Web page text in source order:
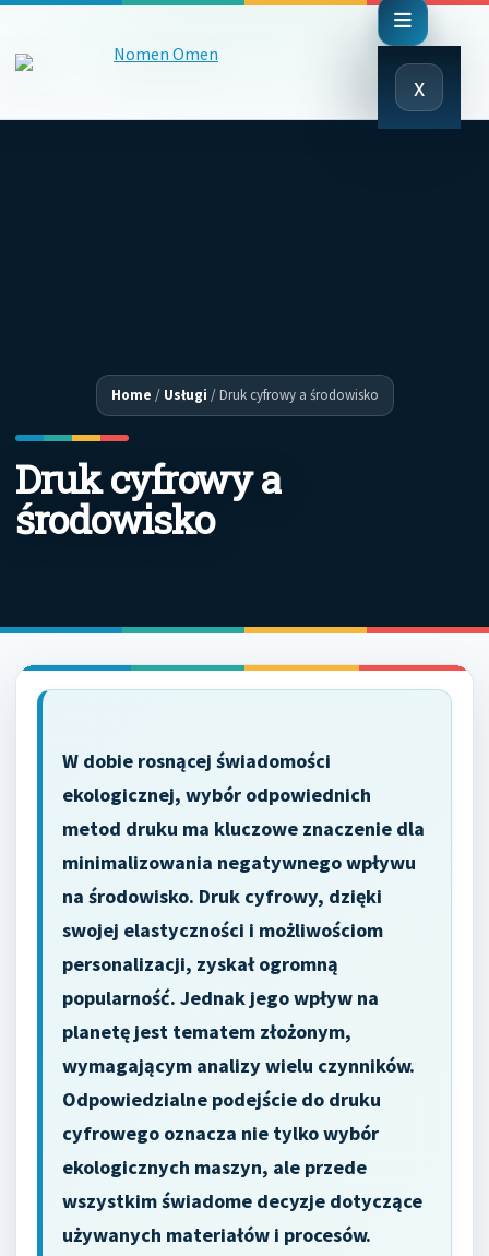
x
Close
Menu
Home / Usługi /Druk cyfrowy a środowisko
Druk cyfrowy a
środowisko
W dobie rosnącej świadomości
ekologicznej, wybór odpowiednich
metod druku ma kluczowe znaczenie dla
minimalizowania negatywnego wpływu
na środowisko. Druk cyfrowy, dzięki
swojej elastyczności i możliwościom
personalizacji, zyskał ogromną
popularność. Jednak jego wpływ na
planetę jest tematem złożonym,
wymagającym analizy wielu czynników.
Odpowiedzialne podejście do druku
cyfrowego oznacza nie tylko wybór
ekologicznych maszyn, ale przede
wszystkim świadome decyzje dotyczące
używanych materiałów i procesów.